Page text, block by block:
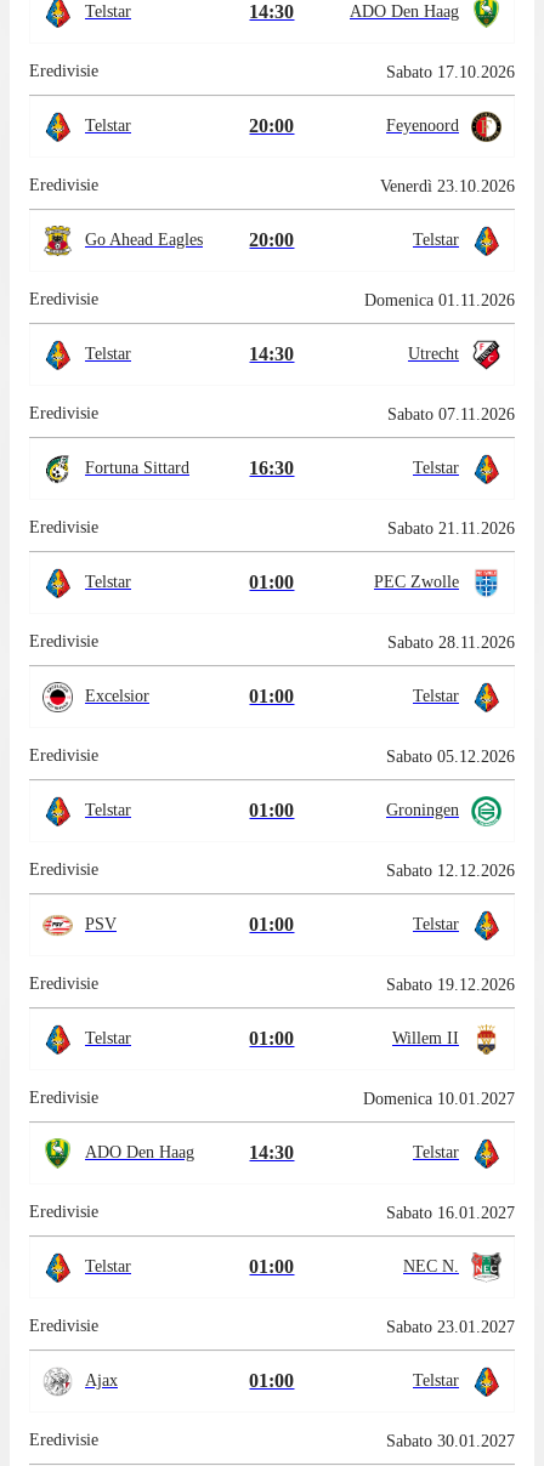
Telstar 14:30 ADO Den Haag
Eredivisie Sabato 17.10.2026
Telstar 20:00 Feyenoord
Eredivisie Venerdì 23.10.2026
Go Ahead Eagles 20:00 Telstar
Eredivisie Domenica 01.11.2026
Telstar 14:30 Utrecht
Eredivisie Sabato 07.11.2026
Fortuna Sittard 16:30 Telstar
Eredivisie Sabato 21.11.2026
Telstar 01:00 PEC Zwolle
Eredivisie Sabato 28.11.2026
Excelsior 01:00 Telstar
Eredivisie Sabato 05.12.2026
Telstar 01:00 Groningen
Eredivisie Sabato 12.12.2026
PSV 01:00 Telstar
Eredivisie Sabato 19.12.2026
Telstar 01:00 Willem II
Eredivisie Domenica 10.01.2027
ADO Den Haag 14:30 Telstar
Eredivisie Sabato 16.01.2027
Telstar 01:00 NEC N.
Eredivisie Sabato 23.01.2027
Ajax 01:00 Telstar
Eredivisie Sabato 30.01.2027